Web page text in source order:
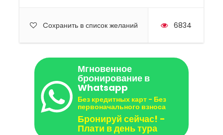
Cохранить в список желаний 6834
Мгновенное
бронирование в
Whatsapp
Без кредитных карт - Без
первоначального взноса
Бронируй сейчас! -
Плати в день тура